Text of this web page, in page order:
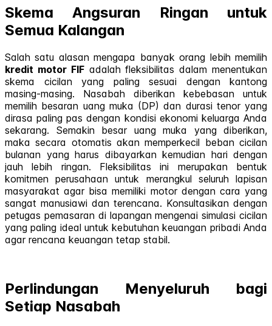
Skema Angsuran Ringan untuk
Semua Kalangan
Salah satu alasan mengapa banyak orang lebih memilih
kredit motor FIFadalah fleksibilitas dalam menentukan
skema cicilan yang paling sesuai dengan kantong
masing-masing. Nasabah diberikan kebebasan untuk
memilih besaran uang muka (DP) dan durasi tenor yang
dirasa paling pas dengan kondisi ekonomi keluarga Anda
sekarang. Semakin besar uang muka yang diberikan,
maka secara otomatis akan memperkecil beban cicilan
bulanan yang harus dibayarkan kemudian hari dengan
jauh lebih ringan. Fleksibilitas ini merupakan bentuk
komitmen perusahaan untuk merangkul seluruh lapisan
masyarakat agar bisa memiliki motor dengan cara yang
sangat manusiawi dan terencana. Konsultasikan dengan
petugas pemasaran di lapangan mengenai simulasi cicilan
yang paling ideal untuk kebutuhan keuangan pribadi Anda
agar rencana keuangan tetap stabil.
Perlindungan Menyeluruh bagi
Setiap Nasabah